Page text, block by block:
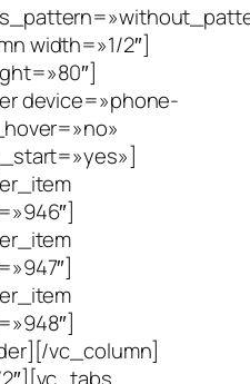
width=»1/2″]
device=»phone-
vc_column]